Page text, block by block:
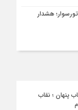
هشدار
پنهان ؛ نقاب